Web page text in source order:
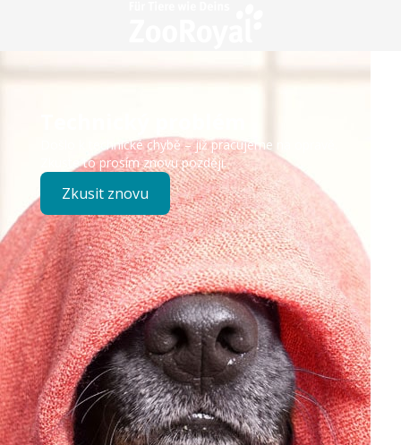
Došlo k technické chybě – již pracujeme na opravě.
Zkuste to prosím znovu později.
Zkusit znovu